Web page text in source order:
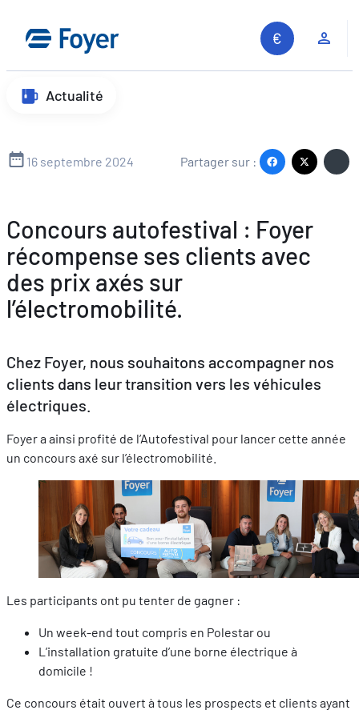
contenu
Recherche sur le site
Actualité
16 septembre 2024 Partager sur :
Concours autofestival : Foyer
récompense ses clients avec
des prix axés sur
l’électromobilité.
Chez Foyer, nous souhaitons accompagner nos
clients dans leur transition vers les véhicules
électriques.
Foyer a ainsi profité de l’Autofestival pour lancer cette année
un concours axé sur l’électromobilité.
Les participants ont pu tenter de gagner :
Un week-end tout compris en Polestar ou
L’installation gratuite d’une borne électrique à
domicile !
Ce concours était ouvert à tous les prospects et clients ayant